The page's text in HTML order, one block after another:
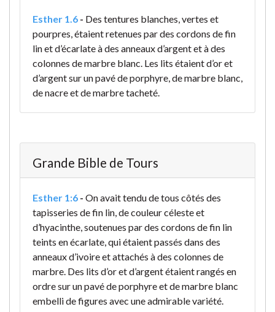
Esther 1.6 - Des tentures blanches, vertes et
pourpres, étaient retenues par des cordons de fin
lin et d’écarlate à des anneaux d’argent et à des
colonnes de marbre blanc. Les lits étaient d’or et
d’argent sur un pavé de porphyre, de marbre blanc,
de nacre et de marbre tacheté.
Grande Bible de Tours
Esther 1:6 - On avait tendu de tous côtés des
tapisseries de fin lin, de couleur céleste et
d’hyacinthe, soutenues par des cordons de fin lin
teints en écarlate, qui étaient passés dans des
anneaux d’ivoire et attachés à des colonnes de
marbre. Des lits d’or et d’argent étaient rangés en
ordre sur un pavé de porphyre et de marbre blanc
embelli de figures avec une admirable variété.